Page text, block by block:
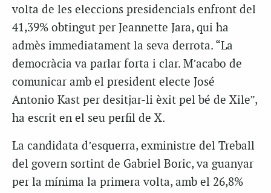
volta de les eleccions presidencials enfront del
41,39% obtingut per Jeannette Jara, qui ha
admès immediatament la seva derrota. “La
democràcia va parlar forta i clar. M’acabo de
comunicar amb el president electe José
Antonio Kast per desitjar-li èxit pel bé de Xile”,
ha escrit en el seu perfil de X.
La candidata d’esquerra, exministre del Treball
del govern sortint de Gabriel Boric, va guanyar
per la mínima la primera volta, amb el 26,8%